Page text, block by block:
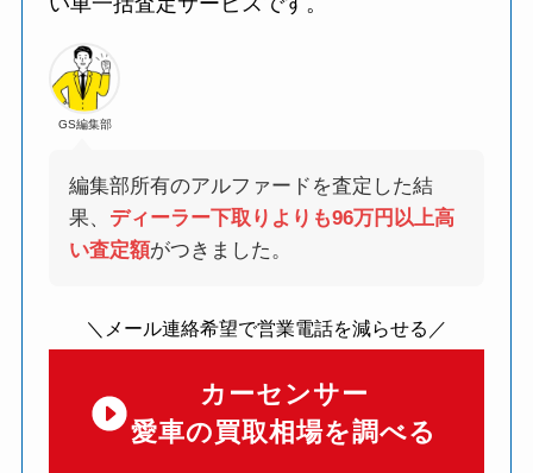
GS編集部
編集部所有のアルファードを査定した結
果、 ディーラー下取りよりも96万円以上高
い査定額がつきました。
＼メール連絡希望で営業電話を減らせる／
カーセンサー
愛車の買取相場を調べる